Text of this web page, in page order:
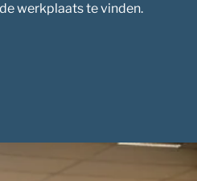
werkplaats te vinden.